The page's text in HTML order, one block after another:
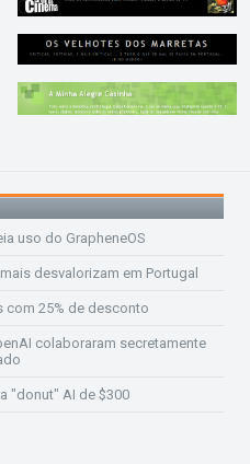
uso do GrapheneOS
desvalorizam em Portugal
com 25% de desconto
colaboraram secretamente
"donut" AI de $300